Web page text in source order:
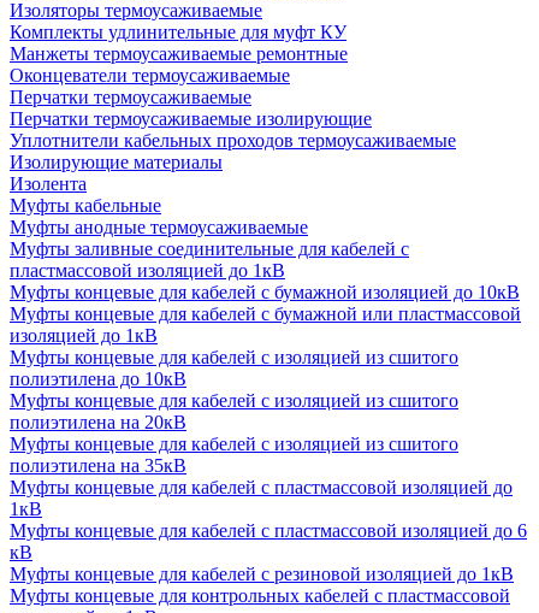
Изоляторы термоусаживаемые
Комплекты удлинительные для муфт КУ
Манжеты термоусаживаемые ремонтные
Оконцеватели термоусаживаемые
Перчатки термоусаживаемые
Перчатки термоусаживаемые изолирующие
Уплотнители кабельных проходов термоусаживаемые
Изолирующие материалы
Изолента
Муфты кабельные
Муфты анодные термоусаживаемые
Муфты заливные соединительные для кабелей с
пластмассовой изоляцией до 1кВ
Муфты концевые для кабелей с бумажной изоляцией до 10кВ
Муфты концевые для кабелей с бумажной или пластмассовой
изоляцией до 1кВ
Муфты концевые для кабелей с изоляцией из сшитого
полиэтилена до 10кВ
Муфты концевые для кабелей с изоляцией из сшитого
полиэтилена на 20кВ
Муфты концевые для кабелей с изоляцией из сшитого
полиэтилена на 35кВ
Муфты концевые для кабелей с пластмассовой изоляцией до
1кВ
Муфты концевые для кабелей с пластмассовой изоляцией до 6
кВ
Муфты концевые для кабелей с резиновой изоляцией до 1кВ
Муфты концевые для контрольных кабелей с пластмассовой